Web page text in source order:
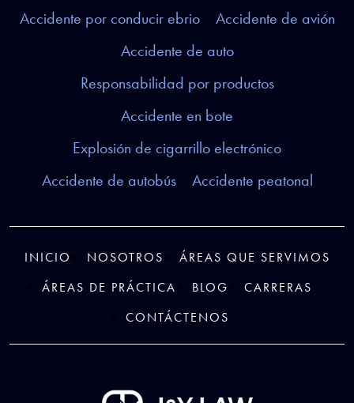
Accidente por conducir ebrio
Accidente de avión
Accidente de auto
Responsabilidad por productos
Accidente en bote
Explosión de cigarrillo electrónico
Accidente de autobús
Accidente peatonal
INICIO NOSOTROS
ÁREAS QUE SERVIMOS
ÁREAS DE PRÁCTICA
BLOG
CARRERAS
CONTÁCTENOS